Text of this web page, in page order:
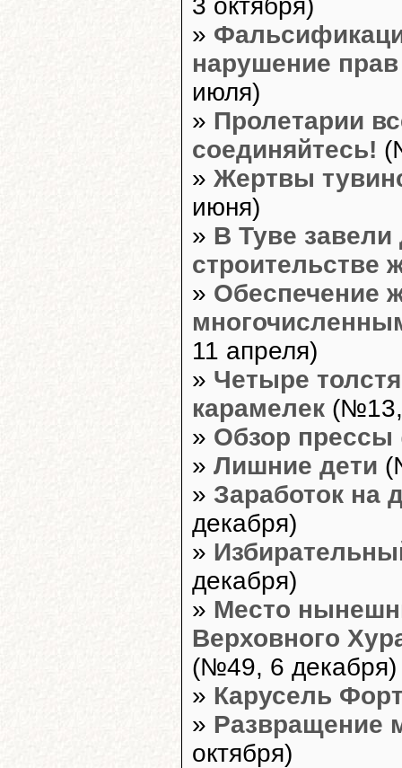
»
нарушение
июля)
» Пролетарии
соединяйтесь!
» Жертвы
июня)
» В Туве
строительстве
» Обеспечение
11 апреля)
» Четыре
карамелек (№13,
» Обзор прессы
» Лишние дети
» Заработок на
декабря)
»
декабря)
» Место
Верховного
(№49, 6 декабря)
» Карусель
» Развращение
октября)